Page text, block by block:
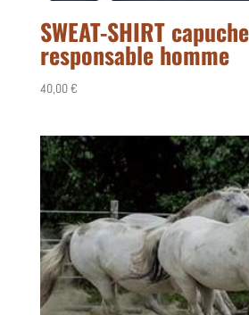
SWEAT-SHIRT
responsable homme
40,00€